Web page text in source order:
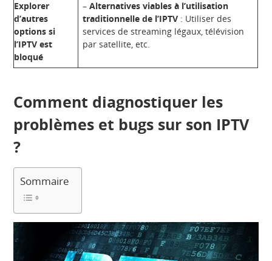
Explorer
d’autres
options si
l’IPTV est
bloqué
–Alternatives viables à l’utilisation
traditionnelle de l’IPTV : Utiliser des
services de streaming légaux, télévision
par satellite, etc.
Comment diagnostiquer les
problèmes et bugs sur son IPTV
?
Sommaire